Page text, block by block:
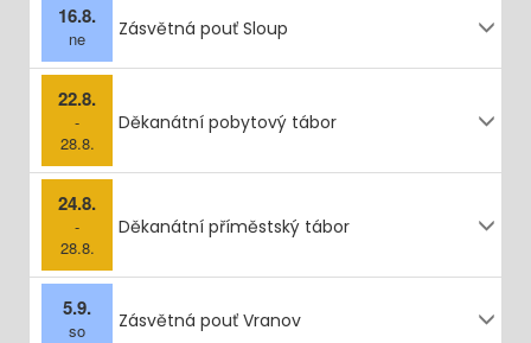
16.8.
ne Zásvětná pouť Sloup
22.8.
-
28.8.
Děkanátní pobytový tábor
24.8.
-
28.8.
Děkanátní příměstský tábor
5.9.
so Zásvětná pouť Vranov